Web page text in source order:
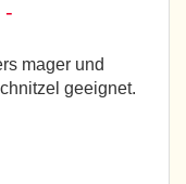
-
mager und
geeignet.